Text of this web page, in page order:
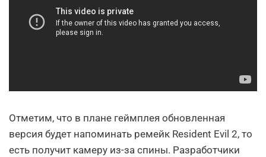
Отметим, что в плане геймплея обновленная
версия будет напоминать ремейк Resident Evil 2, то
есть получит камеру из-за спины. Разработчики